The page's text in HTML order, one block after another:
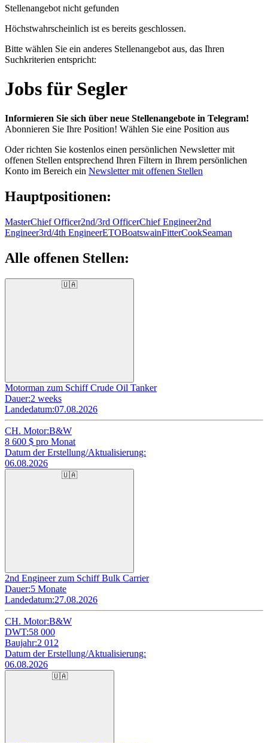
Stellenangebot nicht gefunden
Höchstwahrscheinlich ist es bereits geschlossen.
Bitte wählen Sie ein anderes Stellenangebot aus, das Ihren
Suchkriterien entspricht:
Jobs für Segler
Informieren Sie sich über neue Stellenangebote in Telegram!
Abonnieren Sie Ihre Position! Wählen Sie eine Position aus
Oder richten Sie kostenlos einen persönlichen Newsletter mit
offenen Stellen entsprechend Ihren Filtern in Ihrem persönlichen
Konto im Bereich ein Newsletter mit offenen Stellen
Hauptpositionen:
MasterChief Officer2nd/3rd OfficerChief Engineer2nd
Engineer3rd/4th EngineerETOBoatswainFitterCookSeaman
Alle offenen Stellen:
🇺🇦
Motorman zum Schiff Crude Oil Tanker
Dauer:2 weeks
Landedatum:07.08.2026
CH. Motor:B&W
8 600 $ pro Monat
Datum der Erstellung/Aktualisierung:
06.08.2026
🇺🇦
2nd Engineer zum Schiff Bulk Carrier
Dauer:5 Monate
Landedatum:27.08.2026
CH. Motor:B&W
DWT:58 000
Baujahr:2 012
Datum der Erstellung/Aktualisierung:
06.08.2026
🇺🇦